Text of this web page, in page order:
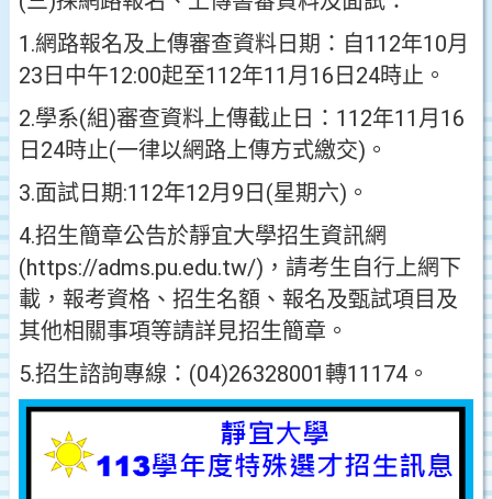
1.網路報名及上傳審查資料日期：自112年10月
23日中午12:00起至112年11月16日24時止。
2.學系(組)審查資料上傳截止日：112年11月16
日24時止(一律以網路上傳方式繳交)。
3.面試日期:112年12月9日(星期六)。
4.招生簡章公告於靜宜大學招生資訊網
(https://adms.pu.edu.tw/)，請考生自行上網下
載，報考資格、招生名額、報名及甄試項目及
其他相關事項等請詳見招生簡章。
5.招生諮詢專線：(04)26328001轉11174。